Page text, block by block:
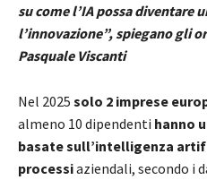
su come l’IA possa diventare
l’innovazione”, spiegano gli
Pasquale Viscanti
Nel 2025 solo 2 imprese
almeno 10 dipendenti hanno
basate sull’intelligenza
processiaziendali, secondo i